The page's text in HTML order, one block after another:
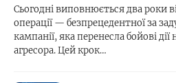
Сьогодні виповнюється два роки
операції — безпрецедентної за
кампанії, яка перенесла бойові
агресора. Цей крок…